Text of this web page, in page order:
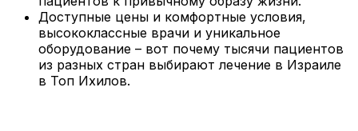
Доступные цены и комфортные условия,
высококлассные врачи и уникальное
оборудование – вот почему тысячи пациентов
из разных стран выбирают лечение в Израиле
в Топ Ихилов.